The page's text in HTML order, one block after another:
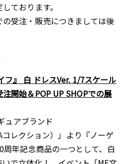
ております。
受注・販売につきましては後
フ』 白 ドレスVer. 1/7スケール
開始＆POP UP SHOPでの展
ュアブランド
コレクション）」より『ノーゲ
年記念商品の一つとして、白